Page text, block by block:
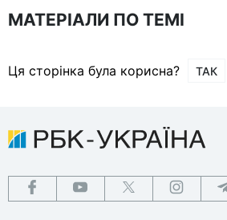
МАТЕРІАЛИ ПО ТЕМІ
Ця сторінка була корисна? ТАК